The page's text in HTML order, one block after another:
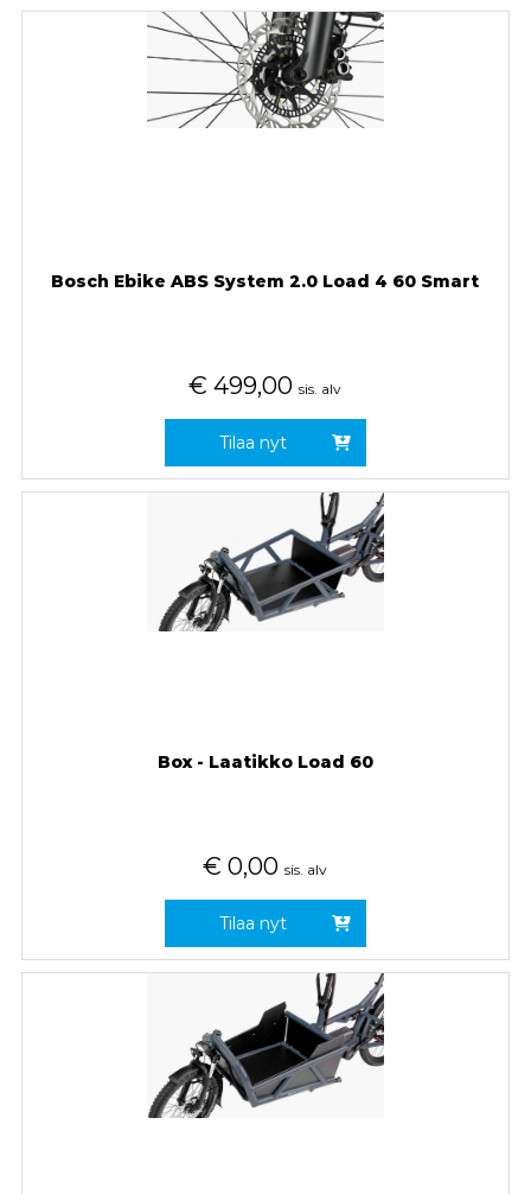
Bosch Ebike ABS System 2.0 Load 4 60 Smart
€ 499,00 sis. alv
Tilaa nyt
Box - Laatikko Load 60
€ 0,00 sis. alv
Tilaa nyt